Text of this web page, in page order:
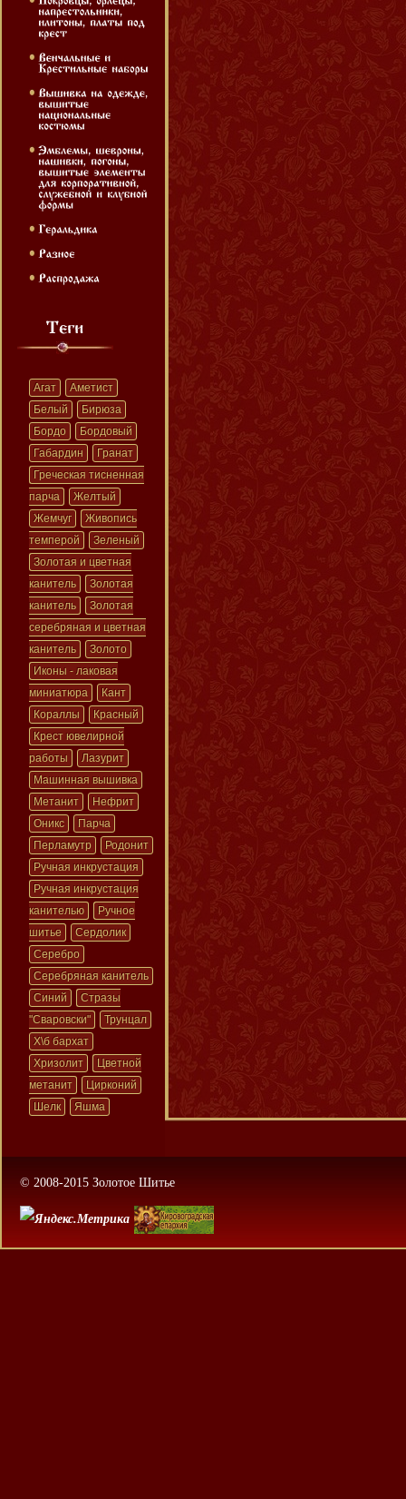
Агат
Аметист
Белый
Бирюза
Бордо
Бордовый
Габардин
Гранат
Греческая тисненная
парча
Желтый
Жемчуг
Живопись
темперой
Зеленый
Золотая и цветная
канитель
Золотая
канитель
Золотая
серебряная и цветная
канитель
Золото
Иконы - лаковая
миниатюра
Кант
Кораллы
Красный
Крест ювелирной
работы
Лазурит
Машинная вышивка
Метанит
Нефрит
Оникс
Парча
Перламутр
Родонит
Ручная инкрустация
Ручная инкрустация
канителью
Ручное
шитье
Сердолик
Серебро
Серебряная канитель
Синий
Стразы
"Сваровски"
Трунцал
Х\б бархат
Хризолит
Цветной
метанит
Цирконий
Шелк
Яшма
© 2008-2015 Золотое Шитье